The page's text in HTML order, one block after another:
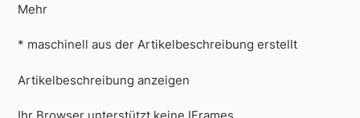
Mehr
* maschinell aus der Artikelbeschreibung erstellt
Artikelbeschreibung anzeigen